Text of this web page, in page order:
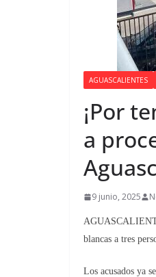
AGUASCALIENTES
¡Por
a
9 junio, 2025
blancas a tres
Los acusados ya